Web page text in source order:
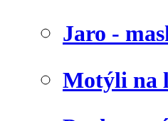
Jaro -
Motýli na